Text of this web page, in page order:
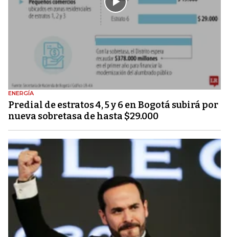
ENERGÍA
Predial de estratos 4, 5 y 6 en Bogotá subirá por
nueva sobretasa de hasta $29.000